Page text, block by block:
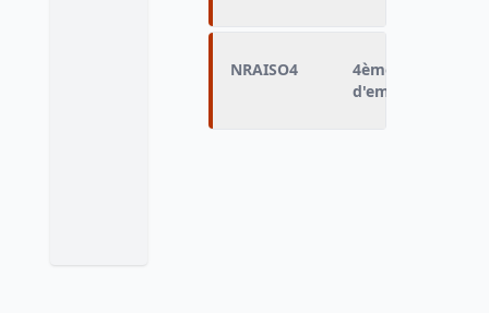
NRAISO4
4ème raison du
d'emploi